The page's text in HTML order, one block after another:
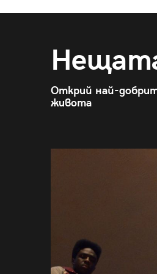
Открий най-
живота